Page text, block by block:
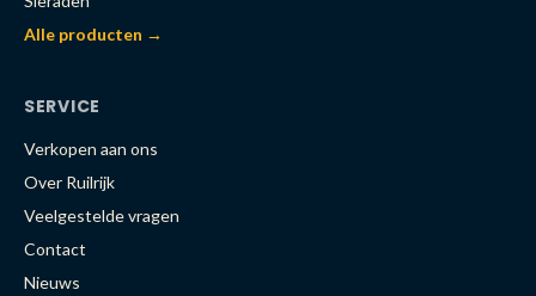
Alle producten →
SERVICE
Verkopen aan ons
Over Ruilrijk
Veelgestelde vragen
Contact
Nieuws